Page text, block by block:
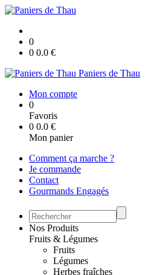
0
0 0.0 €
Paniers de Thau
Mon compte
0
Favoris
0 0.0 €
Mon panier
Comment ça marche ?
Je commande
Contact
Gourmands Engagés
Nos Produits
Fruits & Légumes
Fruits
Légumes
Herbes fraîches